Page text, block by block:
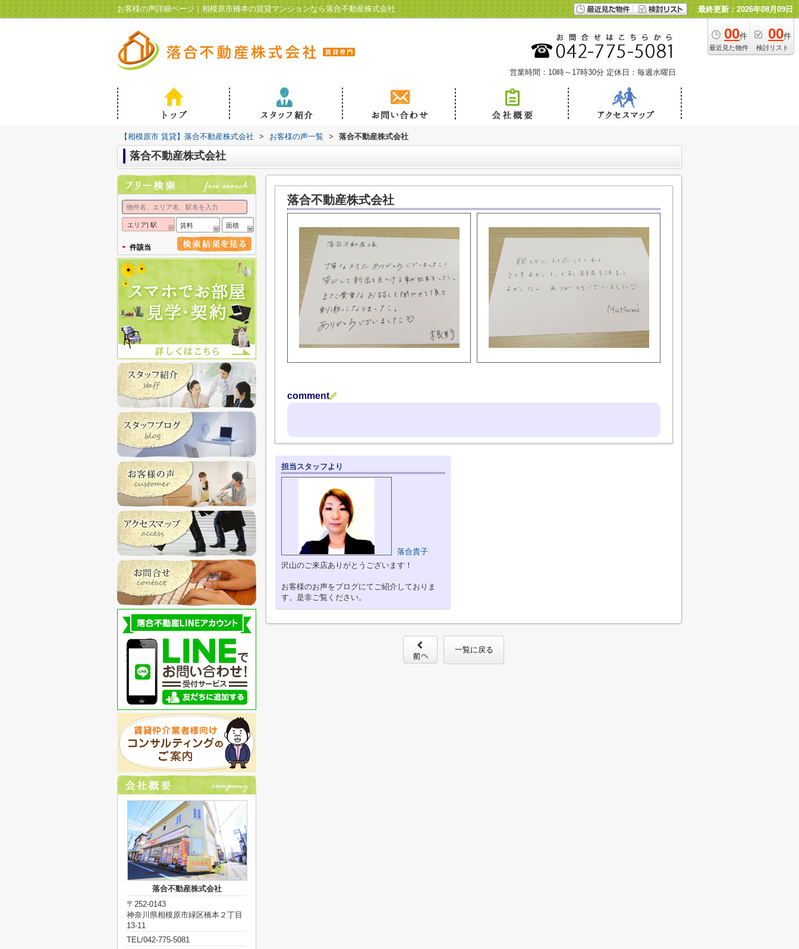
お客様の声詳細ページ｜相模原市橋本の賃貸マンションなら落合不動産株式会社 最終更新：2026年08月09日
00件
最近見た物件
00件
検討リスト
営業時間：10時～17時30分 定休日：毎週水曜日
【相模原市 賃貸】落合不動産株式会社 > お客様の声一覧 > 落合不動産株式会社
落合不動産株式会社
落合不動産株式会社
comment
担当スタッフより
落合貴子
沢山のご来店ありがとうございます！
お客様のお声をブログにてご紹介しておりま
す。是非ご覧ください。
一覧に戻る
エリア| 駅 賃料 面積
- 件該当
落合不動産株式会社
〒252-0143
神奈川県相模原市緑区橋本２丁目
13-11
TEL/042-775-5081